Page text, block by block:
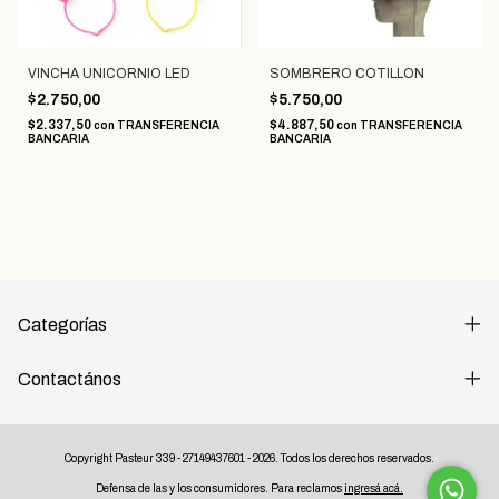
VINCHA UNICORNIO LED
$2.750,00
$2.337,50con TRANSFERENCIA
BANCARIA
SOMBRERO COTILLON
$5.750,00
$4.887,50con TRANSFERENCIA
BANCARIA
Categorías
Contactános
Copyright Pasteur 339 - 27149437601 - 2026. Todos los derechos reservados.
Defensa de las y los consumidores. Para reclamos ingresá acá.